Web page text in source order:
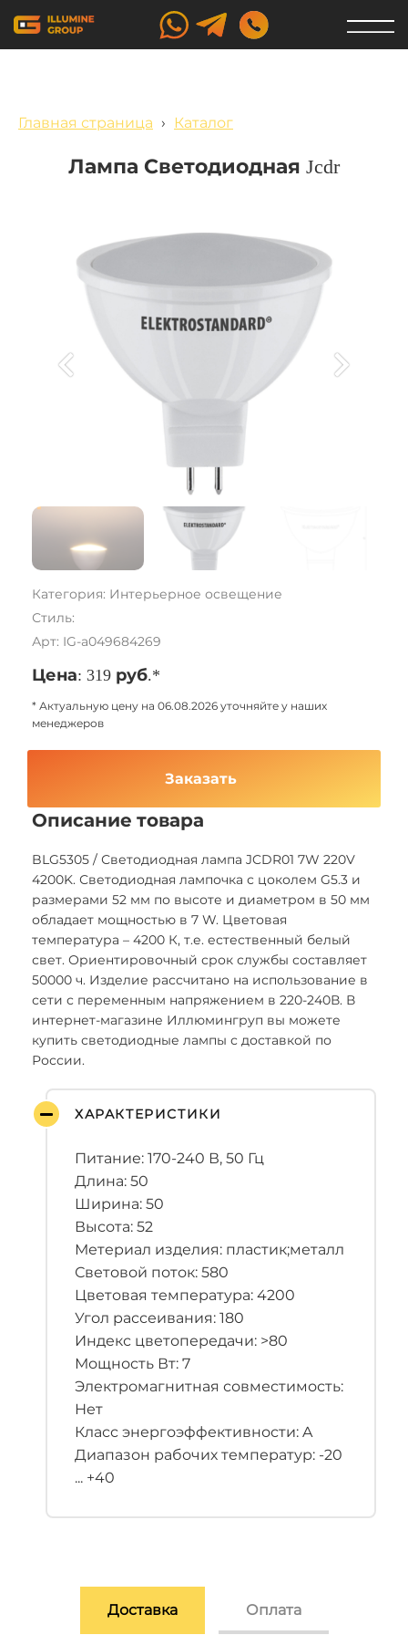
Главная страница › Каталог
Лампа Светодиодная Jcdr
Категория: Интерьерное освещение
Стиль:
Арт: IG-a049684269
Цена: 319 руб.*
* Актуальную цену на 06.08.2026 уточняйте у наших
менеджеров
Заказать
Описание товара
BLG5305 / Светодиодная лампа JCDR01 7W 220V
4200K. Светодиодная лампочка с цоколем G5.3 и
размерами 52 мм по высоте и диаметром в 50 мм
обладает мощностью в 7 W. Цветовая
температура – 4200 К, т.е. естественный белый
свет. Ориентировочный срок службы составляет
50000 ч. Изделие рассчитано на использование в
сети с переменным напряжением в 220-240В. В
интернет-магазине Иллюмингруп вы можете
купить светодиодные лампы с доставкой по
России.
ХАРАКТЕРИСТИКИ
Питание: 170-240 В, 50 Гц
Длина: 50
Ширина: 50
Высота: 52
Метериал изделия: пластик;металл
Световой поток: 580
Цветовая температура: 4200
Угол рассеивания: 180
Индекс цветопередачи: >80
Мощность Вт: 7
Электромагнитная совместимость:
Нет
Класс энергоэффективности: A
Диапазон рабочих температур: -20
... +40
Доставка Оплата